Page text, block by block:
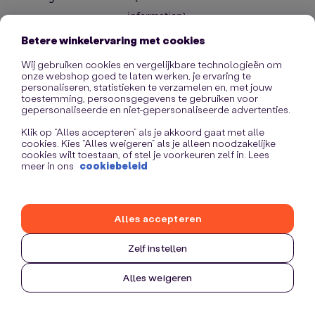
information).
Betere winkelervaring met cookies
Wij gebruiken cookies en vergelijkbare technologieën om
onze webshop goed te laten werken, je ervaring te
personaliseren, statistieken te verzamelen en, met jouw
toestemming, persoonsgegevens te gebruiken voor
gepersonaliseerde en niet-gepersonaliseerde advertenties.
Klik op “Alles accepteren” als je akkoord gaat met alle
cookies. Kies “Alles weigeren” als je alleen noodzakelijke
cookies wilt toestaan, of stel je voorkeuren zelf in. Lees
meer in ons cookiebeleid
Zelf instellen
Alles weigeren
Alles accepteren